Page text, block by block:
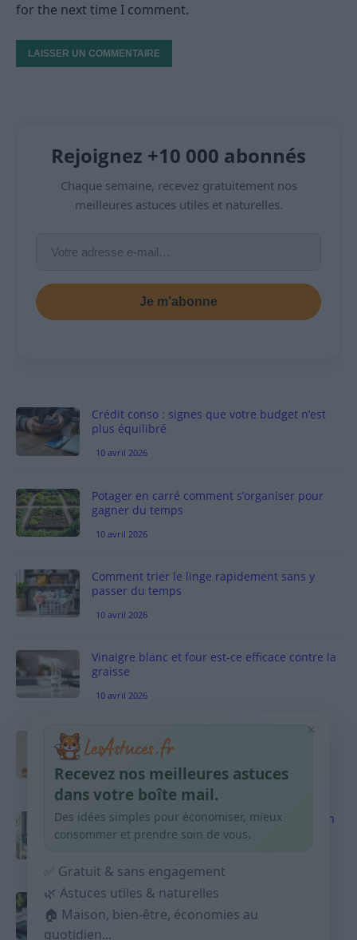
for the next time I comment.
Rejoignez +10 000 abonnés
Chaque semaine, recevez gratuitement nos
meilleures astuces utiles et naturelles.
Je m’abonne
Crédit conso : signes que votre budget n’est
plus équilibré
10 avril 2026
Potager en carré comment s’organiser pour
gagner du temps
10 avril 2026
Comment trier le linge rapidement sans y
passer du temps
10 avril 2026
Vinaigre blanc et four est-ce efficace contre la
graisse
10 avril 2026
Taches pigmentaires : routine simple +
habitudes qui aident
9 avril 2026
Produits ménagers : comment économiser en
courses sans acheter 10 sprays
Budget mensuel : méthode rapide pour
répartir son salaire dès le jour de paie
9 avril 2026
×
Recevez nos meilleures astuces
dans votre boîte mail.
Des idées simples pour économiser, mieux
consommer et prendre soin de vous.
✅ Gratuit & sans engagement
🌿 Astuces utiles & naturelles
🏠 Maison, bien-être, économies au
quotidien...